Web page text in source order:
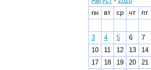
пн
вт ср чт пт
3
4 5 6 7
10
11 12 13 14
17
18 19 20 21